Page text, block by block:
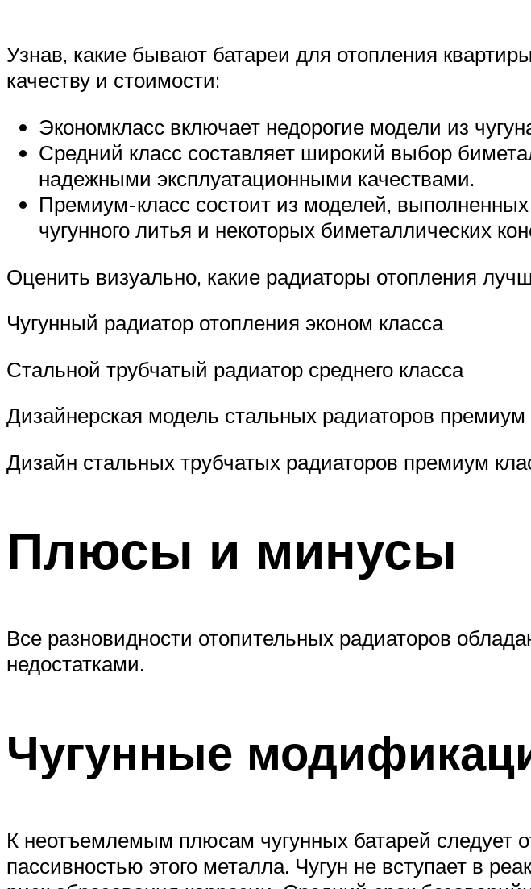
Узнав, какие бывают батареи для отопления
качеству и стоимости:
Экономкласс включает недорогие модели из
Средний класс составляет широкий выбор
надежными эксплуатационными качествами.
Премиум-класс состоит из моделей,
чугунного литья и некоторых биметаллических
Оценить визуально, какие радиаторы отопления
Чугунный радиатор отопления эконом класса
Стальной трубчатый радиатор среднего класса
Дизайнерская модель стальных радиаторов премиум
Дизайн стальных трубчатых радиаторов премиум
Плюсы и минусы
Все разновидности отопительных радиаторов
недостатками.
Чугунные
К неотъемлемым плюсам чугунных батарей следует
пассивностью этого металла. Чугун не вступает в